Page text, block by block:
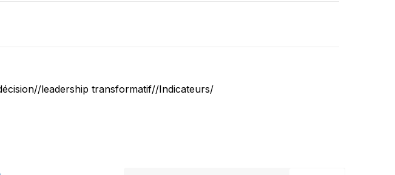
leadership transformatif//Indicateurs/